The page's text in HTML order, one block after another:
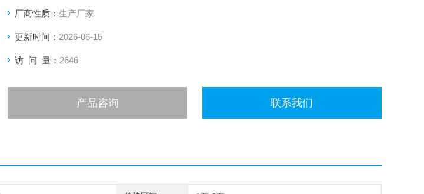
厂商性质： 生产厂家
更新时间： 2026-06-15
访 问 量： 2646
产品咨询 联系我们